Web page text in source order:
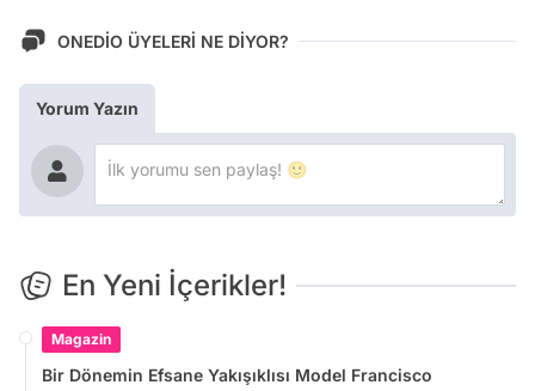
ONEDİO ÜYELERİ NE DİYOR?
Yorum Yazın
En Yeni İçerikler!
Magazin
Bir Dönemin Efsane Yakışıklısı Model Francisco